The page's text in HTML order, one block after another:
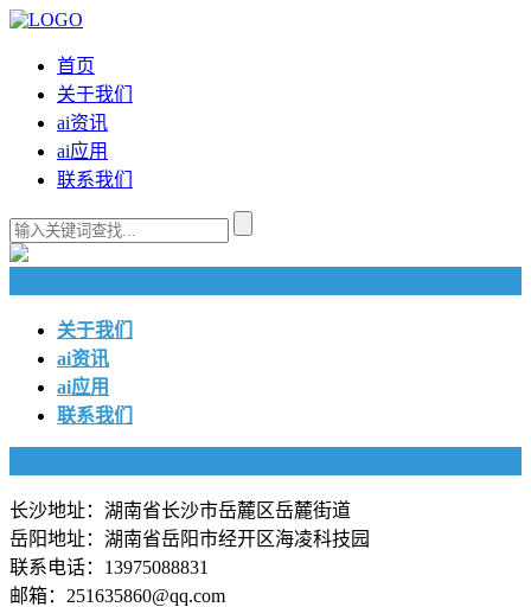
首页
关于我们
ai资讯
ai应用
联系我们
关于我们
ai资讯
ai应用
联系我们
长沙地址：湖南省长沙市岳麓区岳麓街道
岳阳地址：湖南省岳阳市经开区海凌科技园
联系电话：13975088831
邮箱：251635860@qq.com